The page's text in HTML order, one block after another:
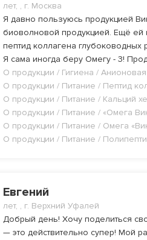
лет, , г. Москва
Я давно пользуюсь продукцией
биоволновой продукцией. Ещё ей
пептид коллагена
Я сама иногда беру Омегу - 3!
О продукции / Гигиена /
О продукции / Питание / Пептид
О продукции / Питание / Кальций
О продукции / Питание / «Омега
О продукции / Питание / Омега
О продукции / Питание /
Евгений
лет, , г. Верхний Уфалей
Добрый день! Хочу поделиться
— это действительно супер! Мой